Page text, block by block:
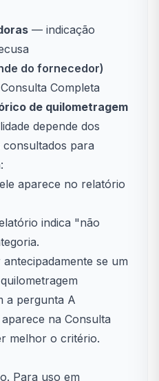
— indicação
do fornecedor)
Completa
de quilometragem
depende dos
para
aparece no relatório
indica "não
se um
a pergunta A
na Consulta
melhor o critério.
Para uso em